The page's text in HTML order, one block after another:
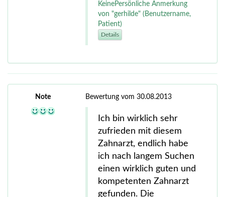
KeinePersönliche Anmerkung
von "gerhilde" (Benutzername,
Patient)
Details
Note Bewertung vom 30.08.2013
Ich bin wirklich sehr
zufrieden mit diesem
Zahnarzt, endlich habe
ich nach langem Suchen
einen wirklich guten und
kompetenten Zahnarzt
gefunden. Die